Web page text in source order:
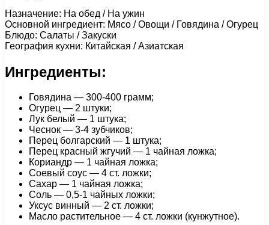
Назначение: На обед / На ужин
Основной ингредиент: Мясо / Овощи / Говядина / Огурец
Блюдо: Салаты / Закуски
География кухни: Китайская / Азиатская
Ингредиенты:
Говядина — 300-400 грамм;
Огурец — 2 штуки;
Лук белый — 1 штука;
Чеснок — 3-4 зубчиков;
Перец болгарский — 1 штука;
Перец красный жгучий — 1 чайная ложка;
Кориандр — 1 чайная ложка;
Соевый соус — 4 ст. ложки;
Сахар — 1 чайная ложка;
Соль — 0,5-1 чайных ложки;
Уксус винный — 2 ст. ложки;
Масло растительное — 4 ст. ложки (кунжутное).